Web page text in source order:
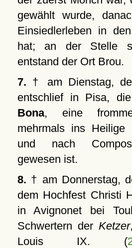
gewählt wurde,
Einsiedlerleben in
hat; an der Stelle
entstand der Ort Brou.
7. † am Dienstag,
entschlief in Pisa,
Bona, eine
mehrmals ins Heilige
und nach
gewesen ist.
8. † am Donnerstag,
dem Hochfest Christi
in Avignonet bei
Schwertern der Ketzer
Louis IX. (